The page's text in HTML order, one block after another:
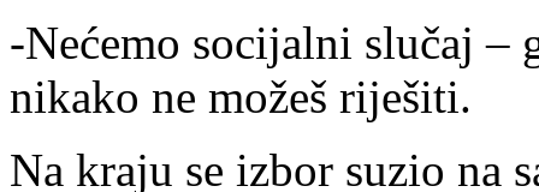
-Nećemo socijalni slučaj –
nikako ne možeš riješiti.
Na kraju se izbor suzio na